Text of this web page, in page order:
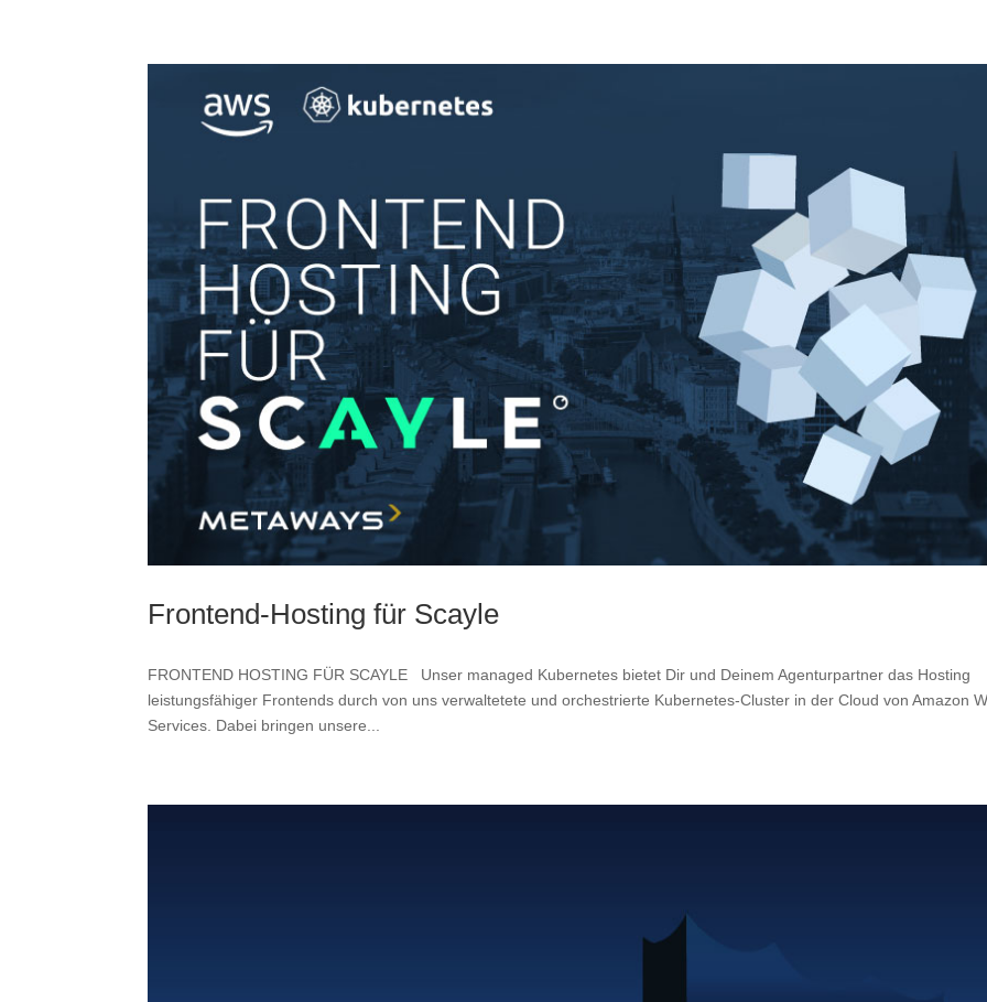
Frontend-Hosting für Scayle
FRONTEND HOSTING FÜR SCAYLE Unser managed Kubernetes bietet Dir und Deinem Agenturpartner das Hosting
leistungsfähiger Frontends durch von uns verwaltetete und orchestrierte Kubernetes-Cluster in der Cloud von Amazon
Services. Dabei bringen unsere...